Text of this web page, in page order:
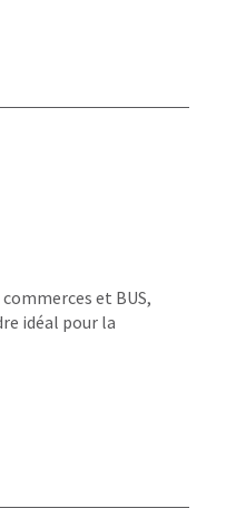
et BUS,
idéal pour la